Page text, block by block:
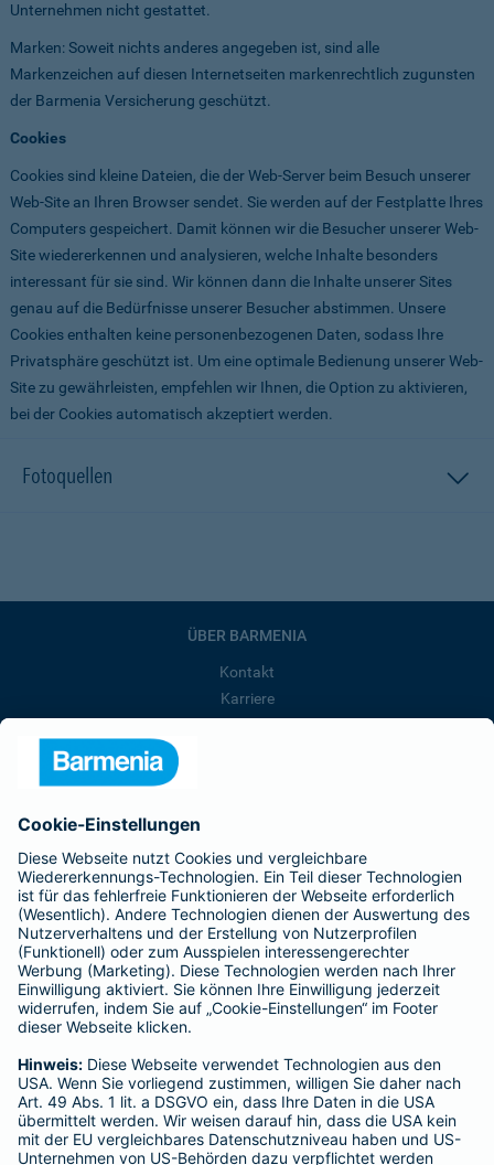
Unternehmen nicht gestattet.
Marken: Soweit nichts anderes angegeben ist, sind alle
Markenzeichen auf diesen Internetseiten markenrechtlich zugunsten
der Barmenia Versicherung geschützt.
Cookies
Cookies sind kleine Dateien, die der Web-Server beim Besuch unserer
Web-Site an Ihren Browser sendet. Sie werden auf der Festplatte Ihres
Computers gespeichert. Damit können wir die Besucher unserer Web-
Site wiedererkennen und analysieren, welche Inhalte besonders
interessant für sie sind. Wir können dann die Inhalte unserer Sites
genau auf die Bedürfnisse unserer Besucher abstimmen. Unsere
Cookies enthalten keine personenbezogenen Daten, sodass Ihre
Privatsphäre geschützt ist. Um eine optimale Bedienung unserer Web-
Site zu gewährleisten, empfehlen wir Ihnen, die Option zu aktivieren,
bei der Cookies automatisch akzeptiert werden.
Fotoquellen
ÜBER BARMENIA
Kontakt
Karriere
Barmenia ist Teil der BarmeniaGothaer
BELIEBTE SEITEN
Kranken-Zusatzversicherung
Tierversicherungen
Haftpflichtversicherung
Hausratversicherung
Adresse ändern
Schaden melden
Kilometerstandsmeldung
Serviceübersicht